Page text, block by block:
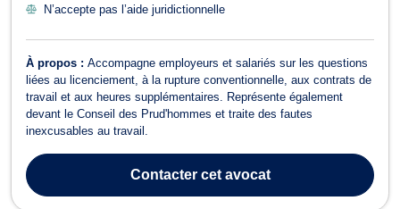
N’accepte pas l’aide juridictionnelle
À propos : Accompagne employeurs et salariés sur les questions
liées au licenciement, à la rupture conventionnelle, aux contrats de
travail et aux heures supplémentaires. Représente également
devant le Conseil des Prud'hommes et traite des fautes
inexcusables au travail.
Contactercet avocat